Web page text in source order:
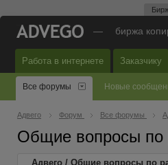
— биржа
Работа в интернете Заказчику
Все форумы Новые
Адвего Форум Все форумы
Общие вопросы по
Адвего / Общие вопросы по